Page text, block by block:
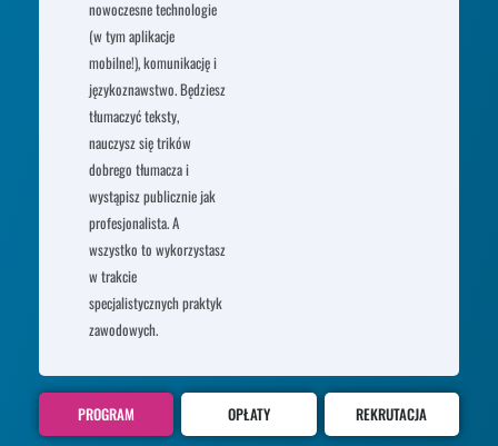
nowoczesne technologie
(w tym aplikacje
mobilne!), komunikację i
językoznawstwo. Będziesz
tłumaczyć teksty,
nauczysz się trików
dobrego tłumacza i
wystąpisz publicznie jak
profesjonalista. A
wszystko to wykorzystasz
w trakcie
specjalistycznych praktyk
zawodowych.
PROGRAM OPŁATY REKRUTACJA